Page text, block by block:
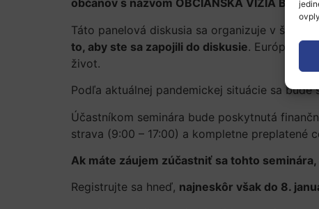
občanov s názvom OBČIANSKA VÍZIA
Táto panelová diskusia sa organizuje v širšom
to, aby ste sa zapojili do diskusie. Európska
život.
Podľa aktuálnej pandemickej situácie sa bude
Účastníkom seminára bude poskytnutá
strava (9:00 – 17:00) a kompletne preplatené
Ak máte záujem zúčastniť sa tohto
Registrujte sa hneď, najneskôr však do 8.